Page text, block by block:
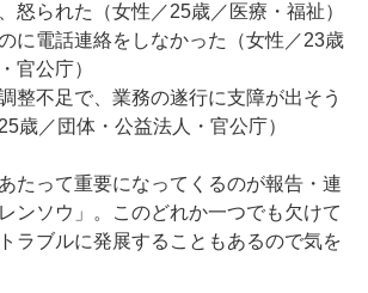
怒られた（女性／25歳／医療・福祉）
に電話連絡をしなかった（女性／23歳
官公庁）
整不足で、業務の遂行に支障が出そう
歳／団体・公益法人・官公庁）
たって重要になってくるのが報告・連
ンソウ」。このどれか一つでも欠けて
ラブルに発展することもあるので気を